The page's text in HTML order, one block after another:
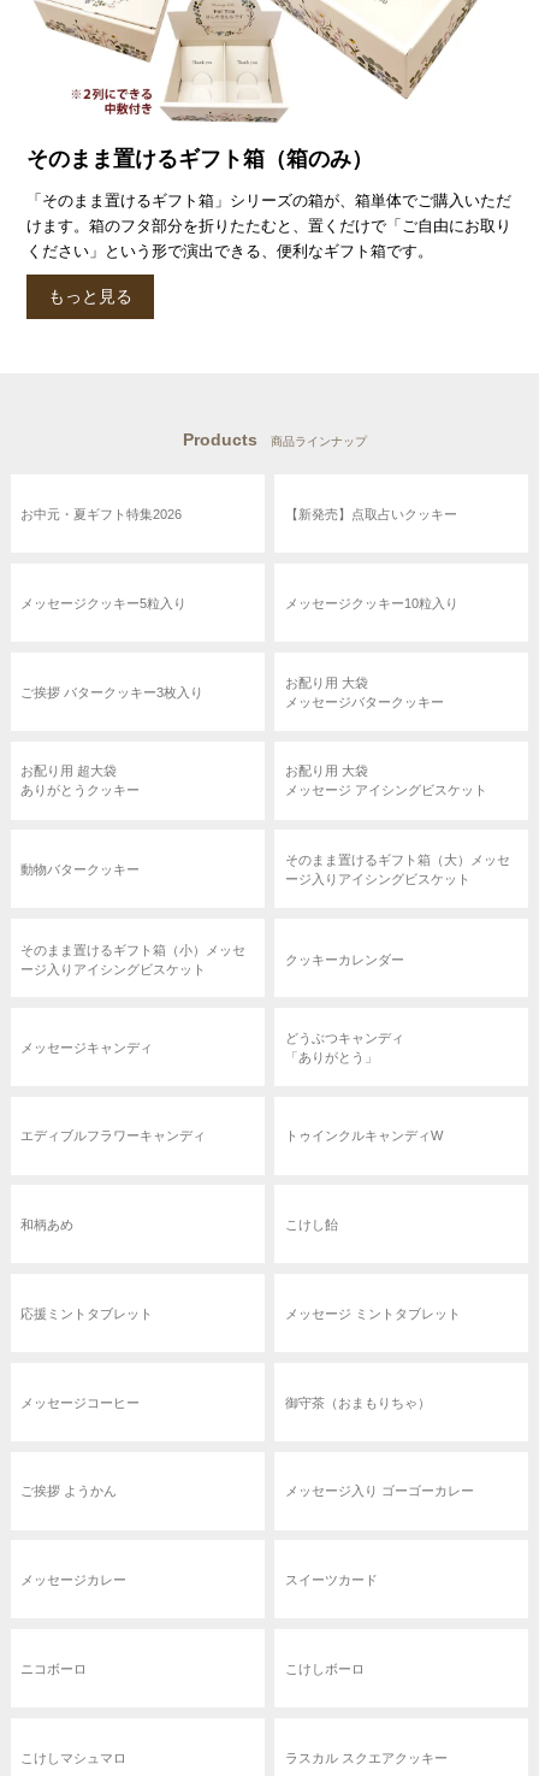
そのまま置けるギフト箱（箱のみ）
「そのまま置けるギフト箱」シリーズの箱が、箱単体でご購入いただ
けます。箱のフタ部分を折りたたむと、置くだけで「ご自由にお取り
ください」という形で演出できる、便利なギフト箱です。
もっと見る
Products 商品ラインナップ
お中元・夏ギフト特集2026 【新発売】点取占いクッキー
メッセージクッキー5粒入り メッセージクッキー10粒入り
ご挨拶 バタークッキー3枚入り
お配り用 大袋
メッセージバタークッキー
お配り用 超大袋
ありがとうクッキー
お配り用 大袋
メッセージ アイシングビスケット
動物バタークッキー
そのまま置けるギフト箱（大）メッセ
ージ入りアイシングビスケット
そのまま置けるギフト箱（小）メッセ
ージ入りアイシングビスケット
クッキーカレンダー
メッセージキャンディ
どうぶつキャンディ
「ありがとう」
エディブルフラワーキャンディ トゥインクルキャンディW
和柄あめ こけし飴
応援ミントタブレット メッセージ ミントタブレット
メッセージコーヒー 御守茶（おまもりちゃ）
ご挨拶 ようかん メッセージ入り ゴーゴーカレー
メッセージカレー スイーツカード
ニコボーロ こけしボーロ
こけしマシュマロ ラスカル スクエアクッキー